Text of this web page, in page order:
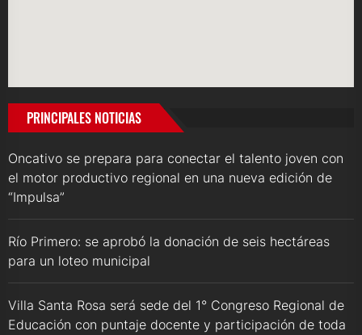
PRINCIPALES NOTICIAS
Oncativo se prepara para conectar el talento joven con
el motor productivo regional en una nueva edición de
“Impulsa”
Río Primero: se aprobó la donación de seis hectáreas
para un loteo municipal
Villa Santa Rosa será sede del 1° Congreso Regional de
Educación con puntaje docente y participación de toda